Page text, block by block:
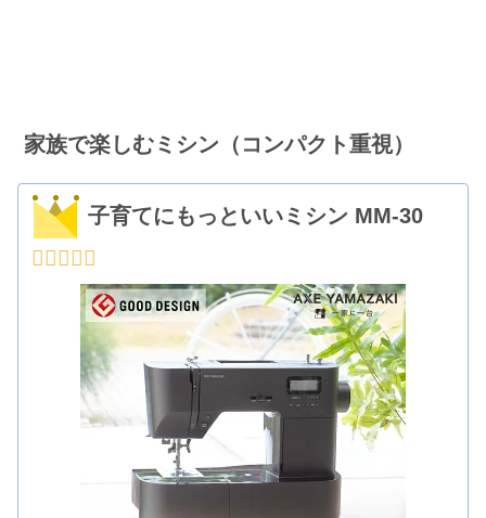
家族で楽しむミシン（コンパクト重視）
子育てにもっといいミシン MM-30